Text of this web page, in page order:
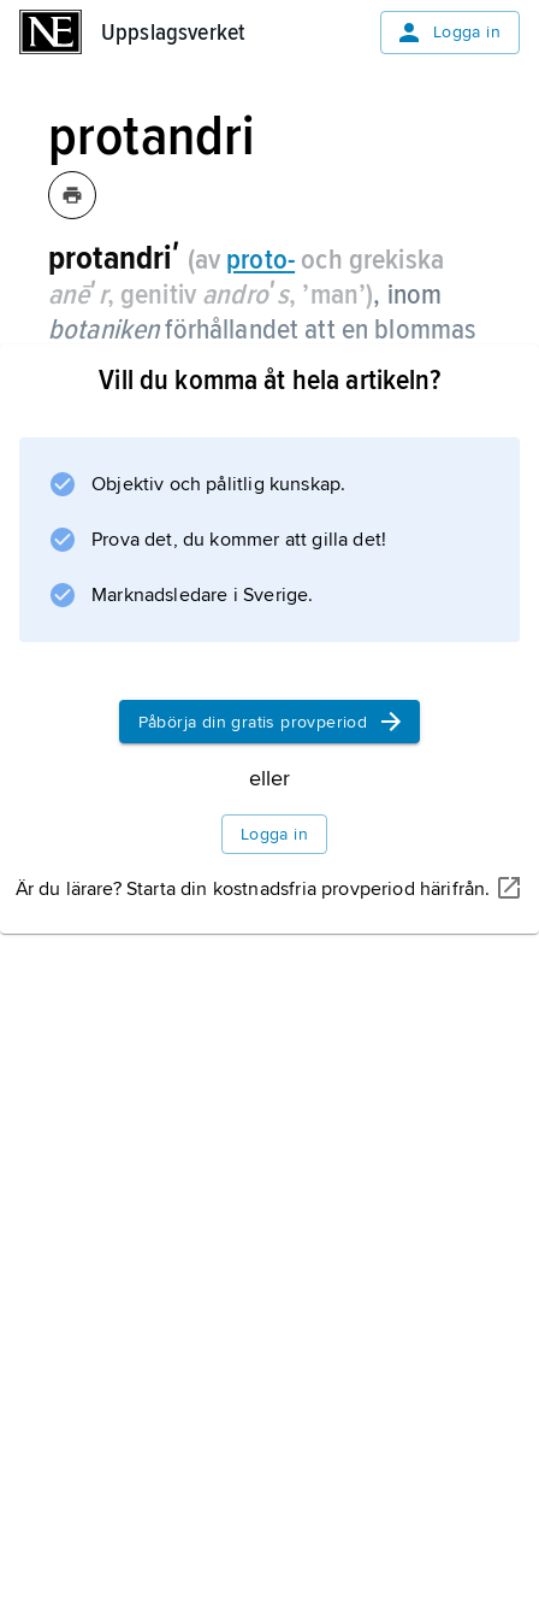
Uppslagsverket Logga in
protandri
protandriʹ (av proto- och grekiska
anēʹr, genitiv androʹs, ’man’), inom
botanikenförhållandet att en blommas
ståndare utvecklas före pistillen eller
pistillerna, vilket kan förhindra
Förhållandet är vanligt och förekommer hos
klockväxter, korgblommiga växter,
kransblommiga växter, malvaväxter,
Information om artikeln
Vill du komma åt hela artikeln?
Objektiv och pålitlig kunskap.
Prova det, du kommer att gilla det!
Marknadsledare i Sverige.
Påbörja din gratis provperiod
eller
Logga in
Är du lärare? Starta din kostnadsfria provperiod härifrån.